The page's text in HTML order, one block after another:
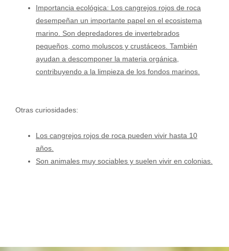
Importancia ecológica: Los cangrejos rojos de roca
desempeñan un importante papel en el ecosistema
marino. Son depredadores de invertebrados
pequeños, como moluscos y crustáceos. También
ayudan a descomponer la materia orgánica,
contribuyendo a la limpieza de los fondos marinos.
Otras curiosidades:
Los cangrejos rojos de roca pueden vivir hasta 10
años.
Son animales muy sociables y suelen vivir en colonias.